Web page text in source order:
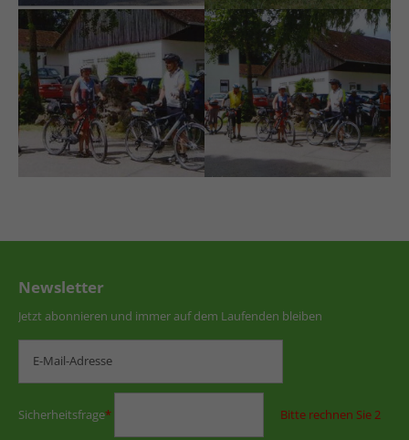
Newsletter
Jetzt abonnieren und immer auf dem Laufenden bleiben
Sicherheitsfrage* Bitte rechnen Sie 2